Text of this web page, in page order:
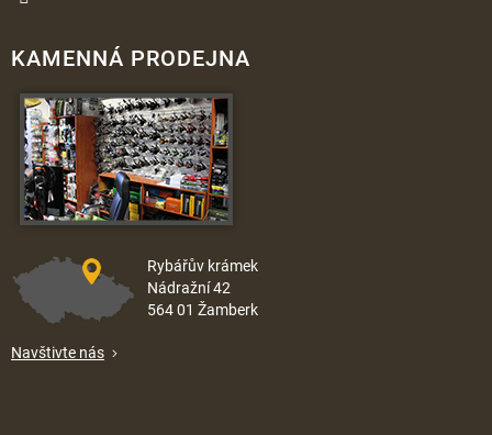
KAMENNÁ PRODEJNA
Rybářův krámek
Nádražní 42
564 01 Žamberk
Navštivte nás